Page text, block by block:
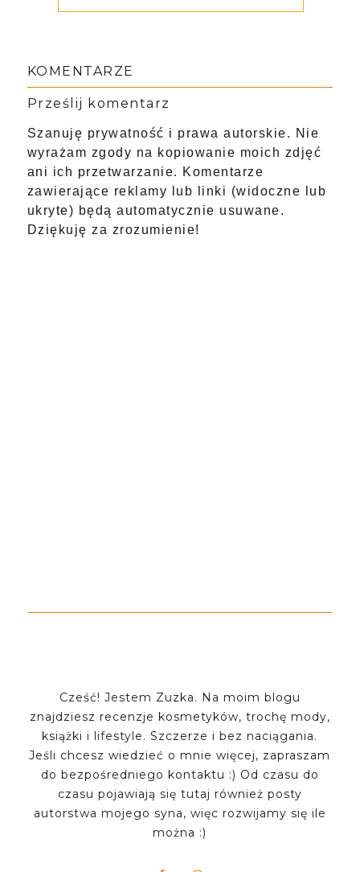
KOMENTARZE
Prześlij komentarz
Szanuję prywatność i prawa autorskie. Nie
wyrażam zgody na kopiowanie moich zdjęć
ani ich przetwarzanie. Komentarze
zawierające reklamy lub linki (widoczne lub
ukryte) będą automatycznie usuwane.
Dziękuję za zrozumienie!
Cześć! Jestem Zuzka. Na moim blogu
znajdziesz recenzje kosmetyków, trochę mody,
książki i lifestyle. Szczerze i bez naciągania.
Jeśli chcesz wiedzieć o mnie więcej, zapraszam
do bezpośredniego kontaktu :) Od czasu do
czasu pojawiają się tutaj również posty
autorstwa mojego syna, więc rozwijamy się ile
można :)